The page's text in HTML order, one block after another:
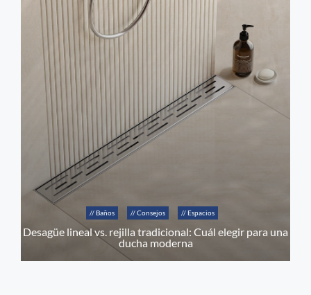
// Baños // Consejos // Espacios
Desagüe lineal vs. rejilla tradicional: Cuál elegir para una
ducha moderna